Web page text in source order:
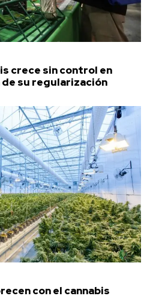
crece sin control en
de su regularización
con el cannabis